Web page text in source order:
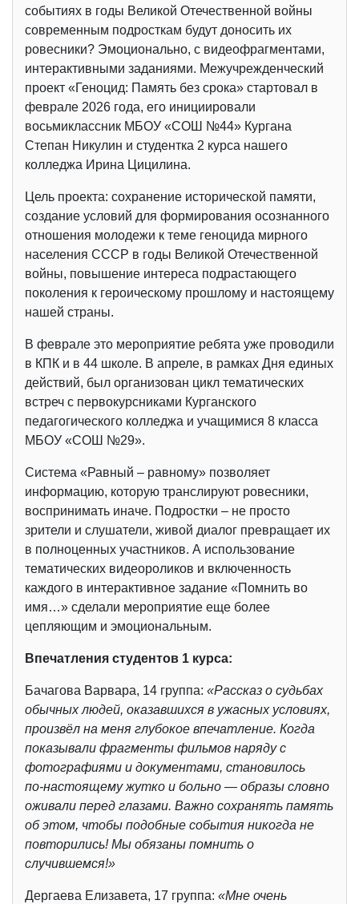
событиях в годы Великой Отечественной войны
современным подросткам будут доносить их
ровесники? Эмоционально, с видеофрагментами,
интерактивными заданиями. Межучрежденческий
проект «Геноцид: Память без срока» стартовал в
феврале 2026 года, его инициировали
восьмиклассник МБОУ «СОШ №44» Кургана
Степан Никулин и студентка 2 курса нашего
колледжа Ирина Цицилина.
Цель проекта: сохранение исторической памяти,
создание условий для формирования осознанного
отношения молодежи к теме геноцида мирного
населения СССР в годы Великой Отечественной
войны, повышение интереса подрастающего
поколения к героическому прошлому и настоящему
нашей страны.
В феврале это мероприятие ребята уже проводили
в КПК и в 44 школе. В апреле, в рамках Дня единых
действий, был организован цикл тематических
встреч с первокурсниками Курганского
педагогического колледжа и учащимися 8 класса
МБОУ «СОШ №29».
Система «Равный – равному» позволяет
информацию, которую транслируют ровесники,
воспринимать иначе. Подростки – не просто
зрители и слушатели, живой диалог превращает их
в полноценных участников. А использование
тематических видеороликов и включенность
каждого в интерактивное задание «Помнить во
имя…» сделали мероприятие еще более
цепляющим и эмоциональным.
Впечатления студентов 1 курса:
Бачагова Варвара, 14 группа: «Рассказ о судьбах
обычных людей, оказавшихся в ужасных условиях,
произвёл на меня глубокое впечатление. Когда
показывали фрагменты фильмов наряду с
фотографиями и документами, становилось
по‑настоящему жутко и больно — образы словно
оживали перед глазами. Важно сохранять память
об этом, чтобы подобные события никогда не
повторились! Мы обязаны помнить о
случившемся!»
Дергаева Елизавета, 17 группа: «Мне очень